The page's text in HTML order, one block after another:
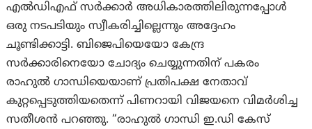
എൽഡിഎഫ് സർക്കാർ അധികാരത്തിലിരുന്നപ്പോൾ
ഒരു നടപടിയും സ്വീകരിച്ചില്ലെന്നും അദ്ദേഹം
ചൂണ്ടിക്കാട്ടി. ബിജെപിയെയോ കേന്ദ്ര
സർക്കാരിനെയോ ചോദ്യം ചെയ്യുന്നതിന് പകരം
രാഹുൽ ഗാന്ധിയെയാണ് പ്രതിപക്ഷ നേതാവ്
കുറ്റപ്പെടുത്തിയതെന്ന് പിണറായി വിജയനെ വിമർശിച്ച
സതീശൻ പറഞ്ഞു. “രാഹുൽ ഗാന്ധി ഇ.ഡി കേസ്